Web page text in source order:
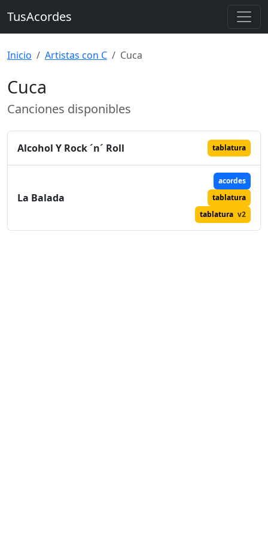
TusAcordes
Inicio Artistas con C Cuca
Cuca
Canciones disponibles
Alcohol Y Rock ´n´ Roll tablatura
La Balada
acordes
tablatura
tablatura v2